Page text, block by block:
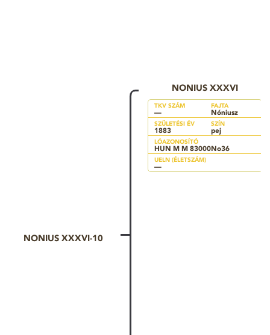
NONIUS XXXVI-10
NONIUS XXXVI
TKV SZÁM
—
FAJTA
Nóniusz
SZÜLETÉSI ÉV
1883
SZÍN
pej
LÓAZONOSÍTÓ
HUN M M 83000No36
UELN (ÉLETSZÁM)
—